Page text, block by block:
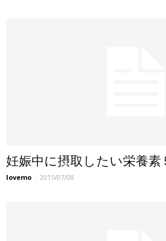
妊娠中に摂取したい栄養素
lovemo - 2015/07/08